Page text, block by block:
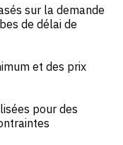
sur la demande
de délai de
et des prix
pour des